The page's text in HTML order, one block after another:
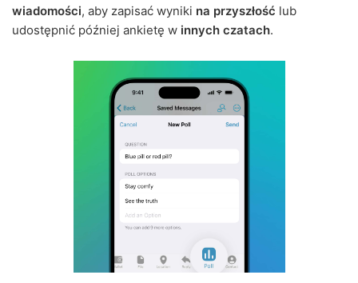
wiadomości, aby zapisać wyniki na przyszłość lub
udostępnić później ankietę w innych czatach.